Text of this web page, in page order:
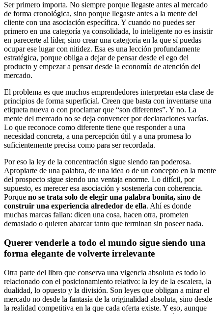
Ser primero importa. No siempre porque llegaste antes al mercado
de forma cronológica, sino porque llegaste antes a la mente del
cliente con una asociación específica. Y cuando no puedes ser
primero en una categoría ya consolidada, lo inteligente no es insistir
en parecerte al líder, sino crear una categoría en la que sí puedas
ocupar ese lugar con nitidez. Esa es una lección profundamente
estratégica, porque obliga a dejar de pensar desde el ego del
producto y empezar a pensar desde la economía de atención del
mercado.
El problema es que muchos emprendedores interpretan esta clase de
principios de forma superficial. Creen que basta con inventarse una
etiqueta nueva o con proclamar que “son diferentes”. Y no. La
mente del mercado no se deja convencer por declaraciones vacías.
Lo que reconoce como diferente tiene que responder a una
necesidad concreta, a una percepción útil y a una promesa lo
suficientemente precisa como para ser recordada.
Por eso la ley de la concentración sigue siendo tan poderosa.
Apropiarte de una palabra, de una idea o de un concepto en la mente
del prospecto sigue siendo una ventaja enorme. Lo difícil, por
supuesto, es merecer esa asociación y sostenerla con coherencia.
Porque no se trata solo de elegir una palabra bonita, sino de
construir una experiencia alrededor de ella. Ahí es donde
muchas marcas fallan: dicen una cosa, hacen otra, prometen
demasiado o quieren abarcar tanto que terminan sin poseer nada.
Querer venderle a todo el mundo sigue siendo una
forma elegante de volverte irrelevante
Otra parte del libro que conserva una vigencia absoluta es todo lo
relacionado con el posicionamiento relativo: la ley de la escalera, la
dualidad, lo opuesto y la división. Son leyes que obligan a mirar el
mercado no desde la fantasía de la originalidad absoluta, sino desde
la realidad competitiva en la que cada oferta existe. Y eso, aunque